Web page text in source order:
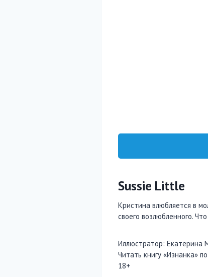
Sussie Little
Кристина влюбляется в
своего возлюбленного.
Иллюстратор: Екатерина
Читать книгу «Изнанка»
18+